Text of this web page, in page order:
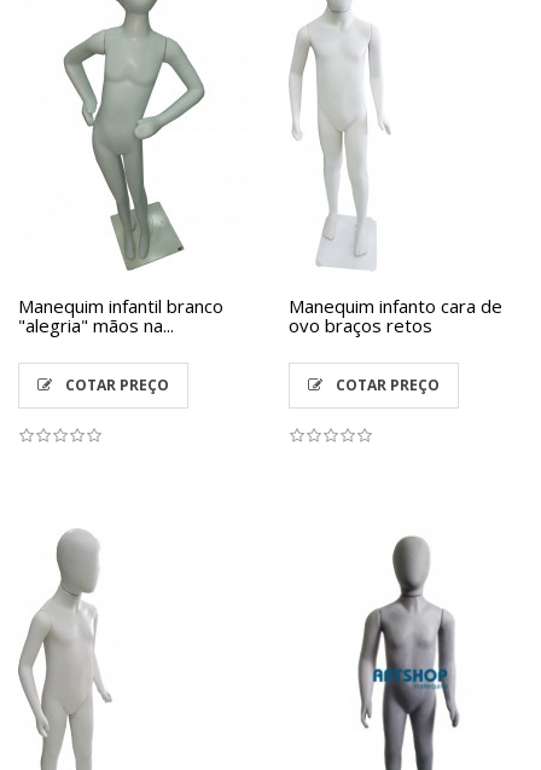
Manequim infantil branco
"alegria" mãos na...
COTAR PREÇO
Manequim infanto cara de
ovo braços retos
COTAR PREÇO